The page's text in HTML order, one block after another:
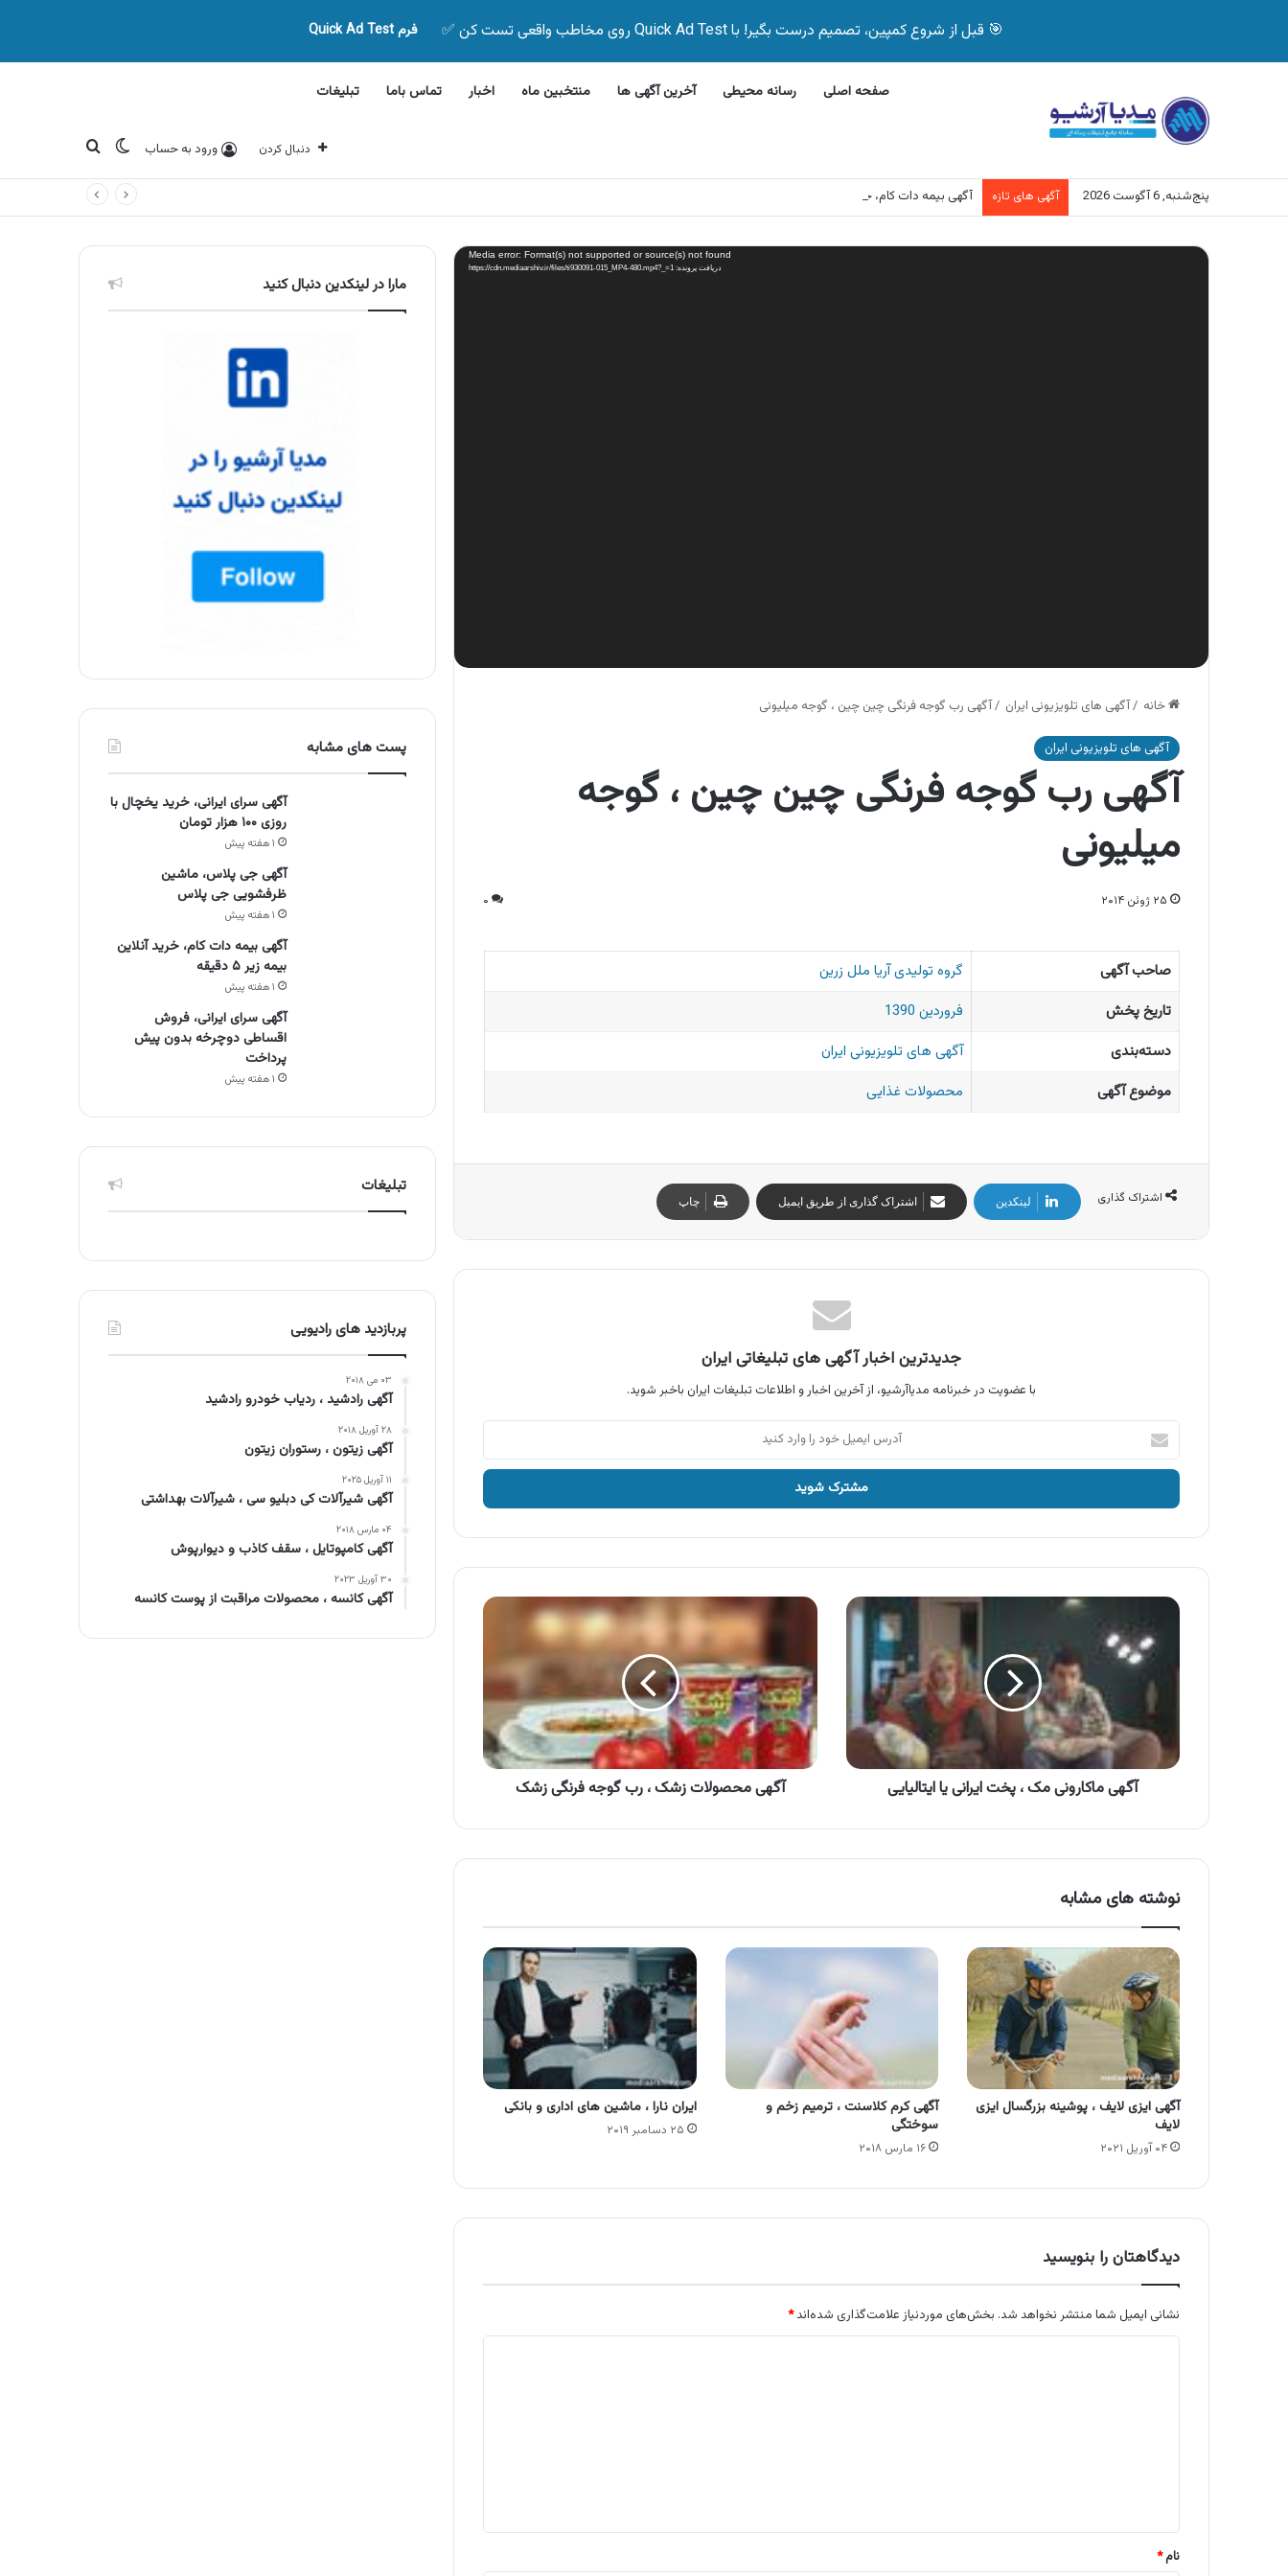
🎯 قبل از شروع کمپین، تصمیم درست بگیر! با Quick Ad Test روی مخاطب واقعی تست کن ✅ فرم Quick Ad Test
صفحه اصلی رسانه محیطی آخرین آگهی ها منتخبین ماه اخبار تماس باما تبلیغات
دنبال کردن ورود به حساب تغییر پوسته
جستجو برای
پنج‌شنبه, 6 آگوست 2026 آگهی های تازه آگهی بیمه دات کام، خرید آنلاین بیمه زیر ۵ دقیقه
نمایشگر
ویدیو Media error: Format(s) not supported or source(s) not found
دریافت پرونده: https://cdn.mediaarshiv.ir/files/ti930091-015_MP4-480.mp4?_=1
خانه /آگهی های تلویزیونی ایران /آگهی رب گوجه فرنگی چین چین ، گوجه میلیونی
آگهی های تلویزیونی ایران
آگهی رب گوجه فرنگی چین چین ، گوجه
میلیونی
۲۵ ژوئن ۲۰۱۴ ۰
صاحب آگهی
گروه تولیدی آریا ملل زرین
تاریخ پخش
فروردین 1390
دسته‌بندی
آگهی های تلویزیونی ایران
موضوع آگهی
محصولات غذایی
اشتراک گذاری لینکدین اشتراک گذاری از طریق ایمیل چاپ
جدیدترین اخبار آگهی های تبلیغاتی ایران
با عضویت در خبرنامه مدیاآرشیو، از آخرین اخبار و اطلاعات تبلیغات ایران باخبر شوید.
آدرس
ایمیل
خود
وارد
آگهی
،
پخت
ایرانی
ایتالیایی
آگهی ماکارونی مک ، پخت ایرانی یا ایتالیایی
آگهی
رب
گوجه
فرنگی
زشک
آگهی محصولات زشک ، رب گوجه فرنگی زشک
نوشته های مشابه
آگهی ایزی لایف ، پوشینه بزرگسال ایزی
لایف
۰۴ آوریل ۲۰۲۱
آگهی کرم کلاسنت ، ترمیم زخم و
سوختگی
۱۶ مارس ۲۰۱۸
ایران نارا ، ماشین های اداری و بانکی
۲۵ دسامبر ۲۰۱۹
دیدگاهتان را بنویسید
نشانی ایمیل شما منتشر نخواهد شد. بخش‌های موردنیاز علامت‌گذاری شده‌اند*
نام*
مارا در لینکدین دنبال کنید
پست های مشابه
آگهی سرای ایرانی، خرید یخچال با
روزی ۱۰۰ هزار تومان
۱ هفته پیش
آگهی جی پلاس، ماشین
ظرفشویی جی پلاس
۱ هفته پیش
آگهی بیمه دات کام، خرید آنلاین
بیمه زیر ۵ دقیقه
۱ هفته پیش
آگهی سرای ایرانی، فروش
اقساطی دوچرخه بدون پیش
پرداخت
۱ هفته پیش
تبلیغات
پربازدید های رادیویی
۰۳ می ۲۰۱۸
آگهی رادشید ، ردیاب خودرو رادشید
۲۸ آوریل ۲۰۱۸
آگهی زیتون ، رستوران زیتون
۱۱ آوریل ۲۰۲۵
آگهی شیرآلات کی دبلیو سی ، شیرآلات بهداشتی
۰۴ مارس ۲۰۱۸
آگهی کامپوتایل ، سقف کاذب و دیوارپوش
۳۰ آوریل ۲۰۲۳
آگهی کانسه ، محصولات مراقبت از پوست کانسه